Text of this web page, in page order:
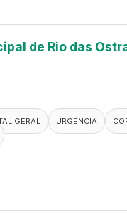
de Rio das
GERAL URGÊNCIA